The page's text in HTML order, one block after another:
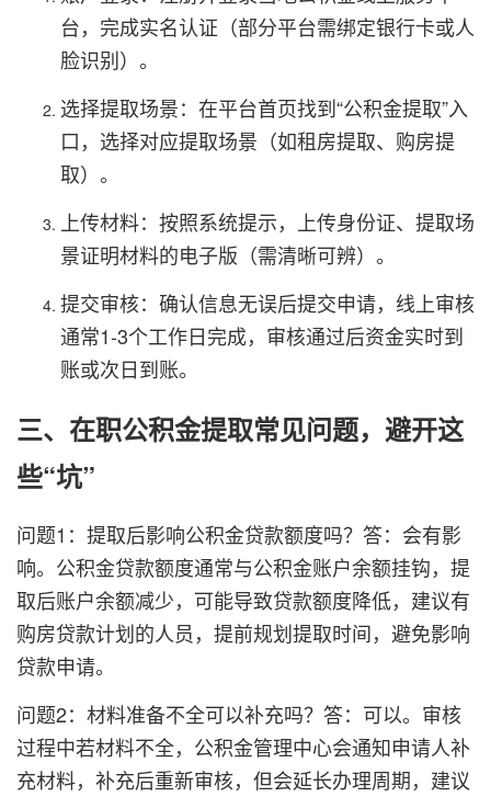
台，完成实名认证（部分平台需绑定银行卡或人
脸识别）。
选择提取场景：在平台首页找到“公积金提取”入
口，选择对应提取场景（如租房提取、购房提
取）。
上传材料：按照系统提示，上传身份证、提取场
景证明材料的电子版（需清晰可辨）。
提交审核：确认信息无误后提交申请，线上审核
通常1-3个工作日完成，审核通过后资金实时到
账或次日到账。
三、在职公积金提取常见问题，避开这
些“坑”
问题1：提取后影响公积金贷款额度吗？答：会有影
响。公积金贷款额度通常与公积金账户余额挂钩，提
取后账户余额减少，可能导致贷款额度降低，建议有
购房贷款计划的人员，提前规划提取时间，避免影响
贷款申请。
问题2：材料准备不全可以补充吗？答：可以。审核
过程中若材料不全，公积金管理中心会通知申请人补
充材料，补充后重新审核，但会延长办理周期，建议